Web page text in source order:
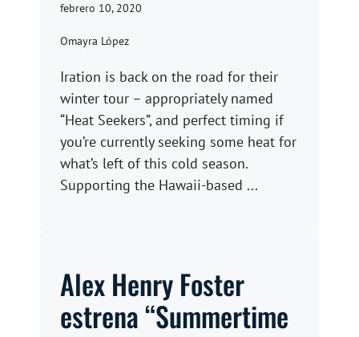
febrero 10, 2020
Omayra López
Iration is back on the road for their
winter tour – appropriately named
“Heat Seekers”, and perfect timing if
you’re currently seeking some heat for
what’s left of this cold season.
Supporting the Hawaii-based ...
Alex Henry Foster
estrena “Summertime